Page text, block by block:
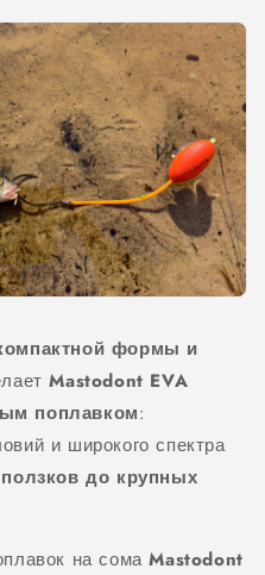
формы и
Mastodont EVA
поплавком:
и широкого спектра
до крупных
на сомаMastodont